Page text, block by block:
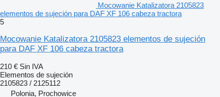
Mocowanie Katalizatora 2105823
elementos de sujeción para DAF XF 106 cabeza tractora
5
Mocowanie Katalizatora 2105823 elementos de sujeción
para DAF XF 106 cabeza tractora
210 € Sin IVA
Elementos de sujeción
2105823 / 2125112
Polonia, Prochowice